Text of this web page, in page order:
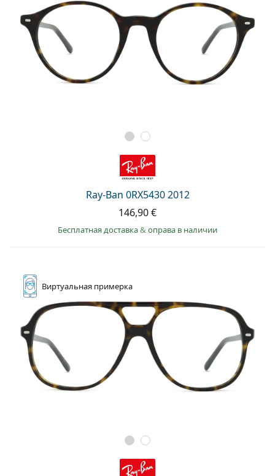
Ray-Ban 0RX5430 2012
146,90 €
Бесплатная доставка& оправа в наличии
Виртуальная примерка